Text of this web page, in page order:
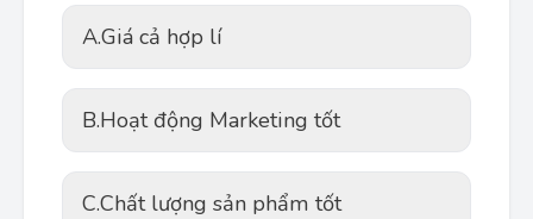
A.Giá cả hợp lí
B.Hoạt động Marketing tốt
C.Chất lượng sản phẩm tốt